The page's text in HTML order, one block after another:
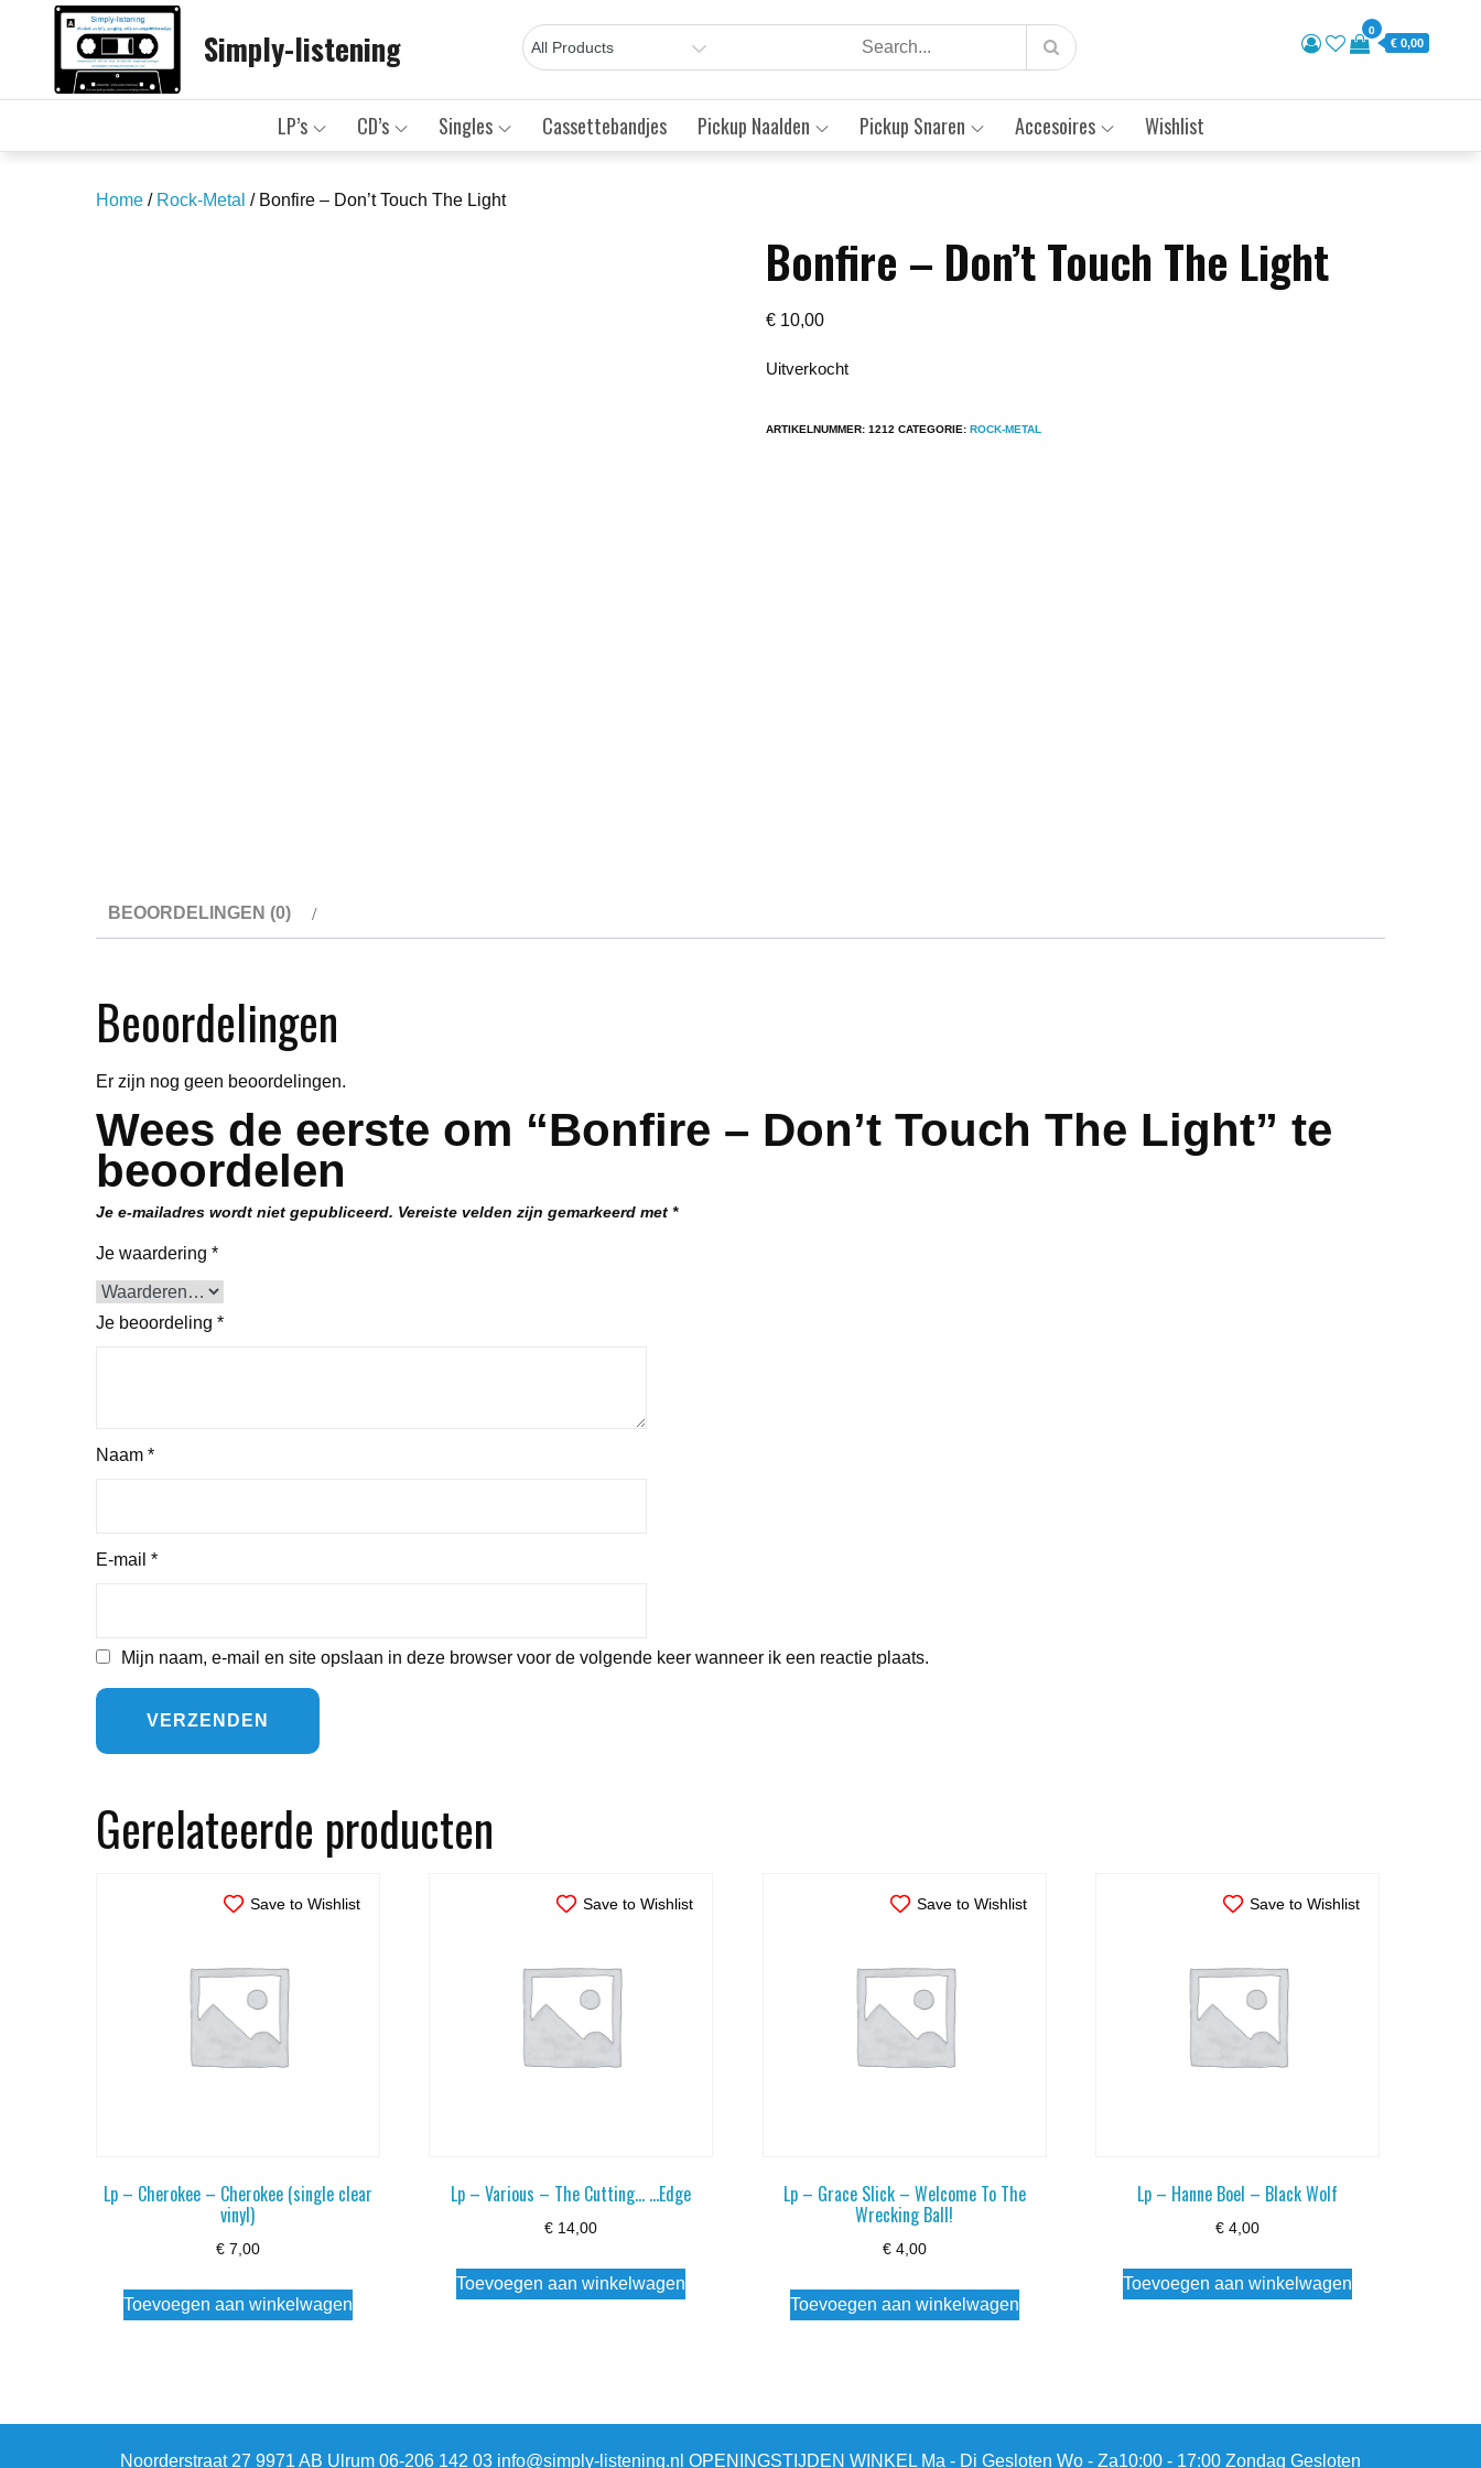
Simply-listening 0
€ 0,00
LP’s CD’s Singles Cassettebandjes Pickup Naalden Pickup Snaren Accesoires Wishlist
Home / Rock-Metal / Bonfire – Don’t Touch The Light
Bonfire – Don’t Touch The Light
€ 10,00
Uitverkocht
ARTIKELNUMMER:1212 CATEGORIE:ROCK-METAL
BEOORDELINGEN (0)
Beoordelingen
Er zijn nog geen beoordelingen.
Wees de eerste om “Bonfire – Don’t Touch The Light” te
beoordelen
Je e-mailadres wordt niet gepubliceerd. Vereiste velden zijn gemarkeerd met *
Je waardering *
Je beoordeling *
Naam *
E-mail *
Mijn naam, e-mail en site opslaan in deze browser voor de volgende keer wanneer ik een reactie plaats.
Gerelateerde producten
Save to Wishlist
Lp – Cherokee – Cherokee (single clear
vinyl)
€7,00
Toevoegen aan winkelwagen
Save to Wishlist
Lp – Various – The Cutting… …Edge
€ 14,00
Toevoegen aan winkelwagen
Save to Wishlist
Lp – Grace Slick – Welcome To The
Wrecking Ball!
€4,00
Toevoegen aan winkelwagen
Save to Wishlist
Lp – Hanne Boel – Black Wolf
€ 4,00
Toevoegen aan winkelwagen
Noorderstraat 27 9971 AB Ulrum 06-206 142 03 info@simply-listening.nl OPENINGSTIJDEN WINKEL Ma - Di Gesloten Wo - Za10:00 - 17:00 Zondag Gesloten